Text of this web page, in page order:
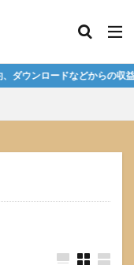
ロードなどからの収益化を